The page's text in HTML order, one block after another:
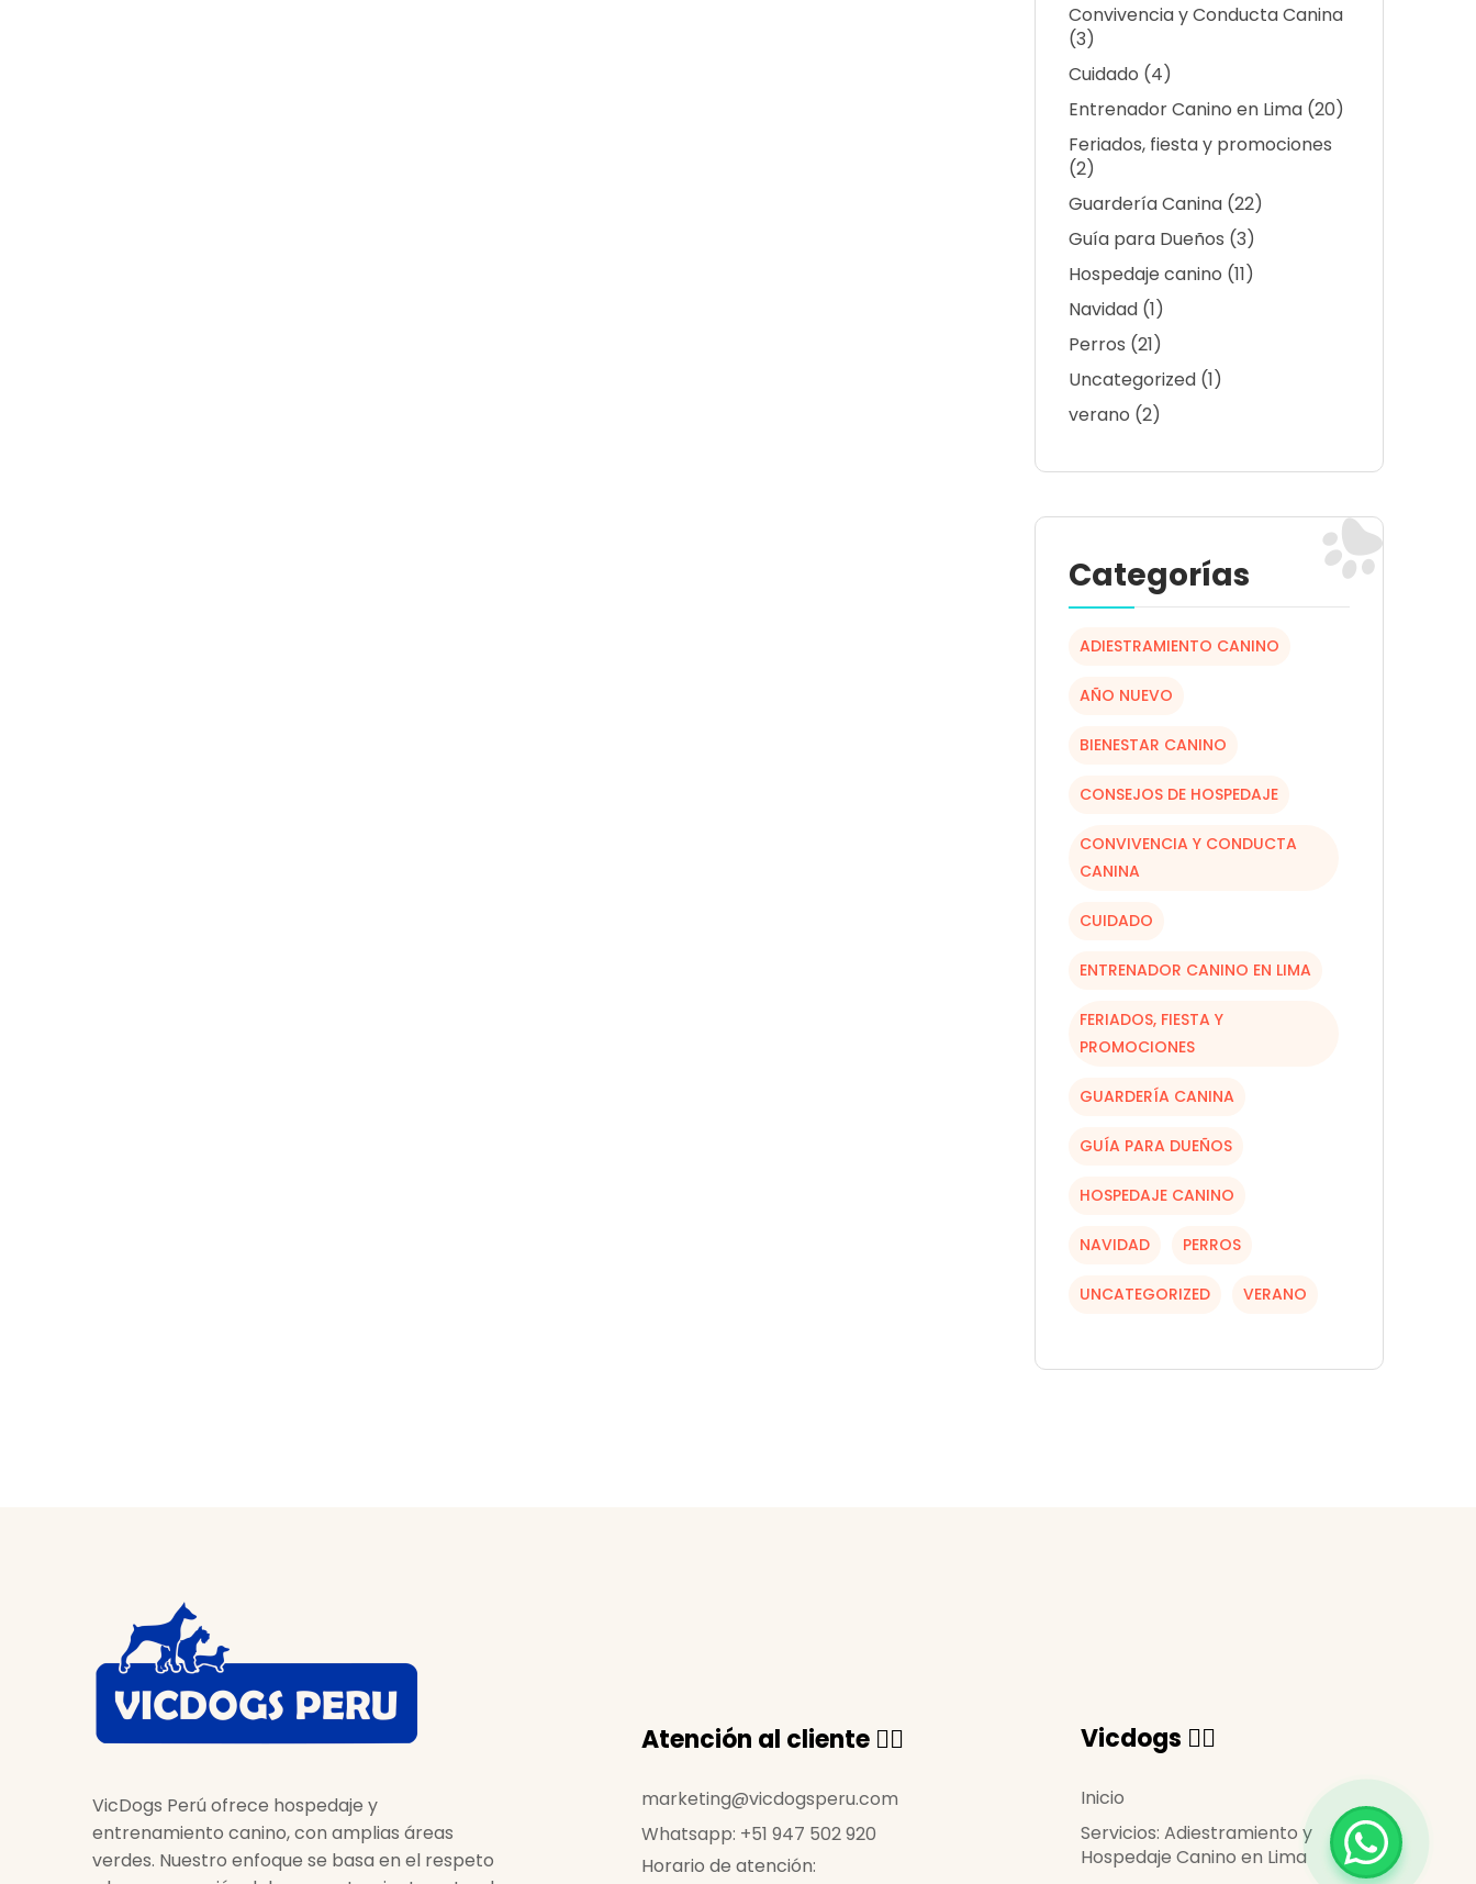
Convivencia y Conducta Canina
(3)
Cuidado (4)
Entrenador Canino en Lima (20)
Feriados, fiesta y promociones
(2)
Guardería Canina (22)
Guía para Dueños (3)
Hospedaje canino (11)
Navidad (1)
Perros (21)
Uncategorized (1)
verano (2)
Categorías
ADIESTRAMIENTO CANINO
AÑO NUEVO
BIENESTAR CANINO
CONSEJOS DE HOSPEDAJE
CONVIVENCIA Y CONDUCTA
CANINA
CUIDADO
ENTRENADOR CANINO EN LIMA
FERIADOS, FIESTA Y
PROMOCIONES
GUARDERÍA CANINA
GUÍA PARA DUEÑOS
HOSPEDAJE CANINO
NAVIDAD PERROS
UNCATEGORIZED VERANO
VicDogs Perú ofrece hospedaje y
entrenamiento canino, con amplias áreas
verdes. Nuestro enfoque se basa en el respeto
Atención al cliente 🙋‍♀️
marketing@vicdogsperu.com
Whatsapp: +51 947 502 920
Horario de atención:
Vicdogs 🐕‍🦺
Inicio
Servicios: Adiestramiento y
Hospedaje Canino en Lima